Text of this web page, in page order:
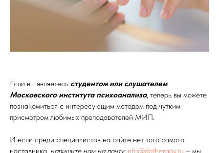
Если вы являетесь студентом или слушателем
Московского института психоанализа, теперь вы можете
познакомиться с интересующим методом под чутким
присмотром любимых преподавателей МИП.
И если среди специалистов на сайте нет того самого
наставника, напишите нам на почту info@dotherapy.ru – мы